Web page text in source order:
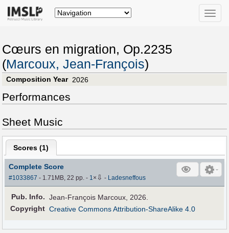
Toggle
Cœurs en migration, Op.2235
(Marcoux, Jean-François)
Composition Year 2026
Performances
Sheet Music
Scores (1)
Complete Score
#1033867 - 1.71MB, 22 pp.- 1× ⇩ - Ladesneffous
Pub. Info. Jean-François Marcoux, 2026.
Copyright Creative Commons Attribution-ShareAlike 4.0